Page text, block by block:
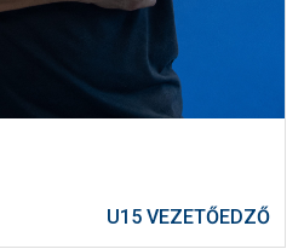
U15 VEZETŐEDZŐ